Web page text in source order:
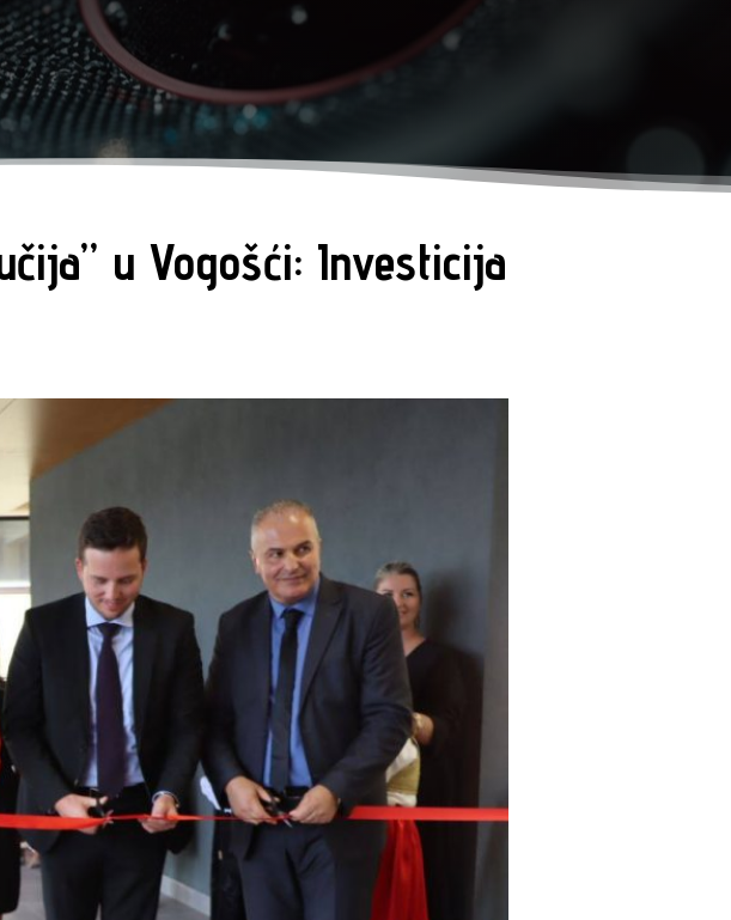
u Vogošći: Investicija